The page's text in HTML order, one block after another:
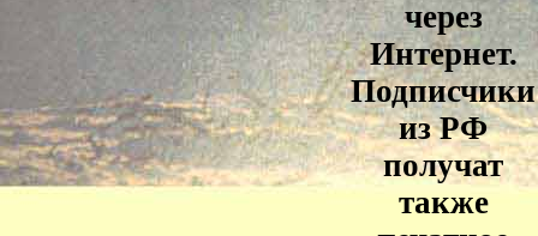
через
Интернет.
Подписчики
из РФ
получат
также